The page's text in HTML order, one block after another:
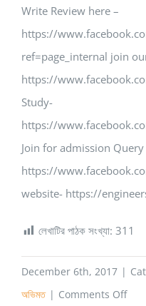
Write Review here –
https://
ref=page_internal join
https://
Study-
https://
Join for admission Query
https://
website- https://
লেখাটির পাঠক সংখ্যা: 311
December 6th, 2017 |
অভিমত | Comments Offon